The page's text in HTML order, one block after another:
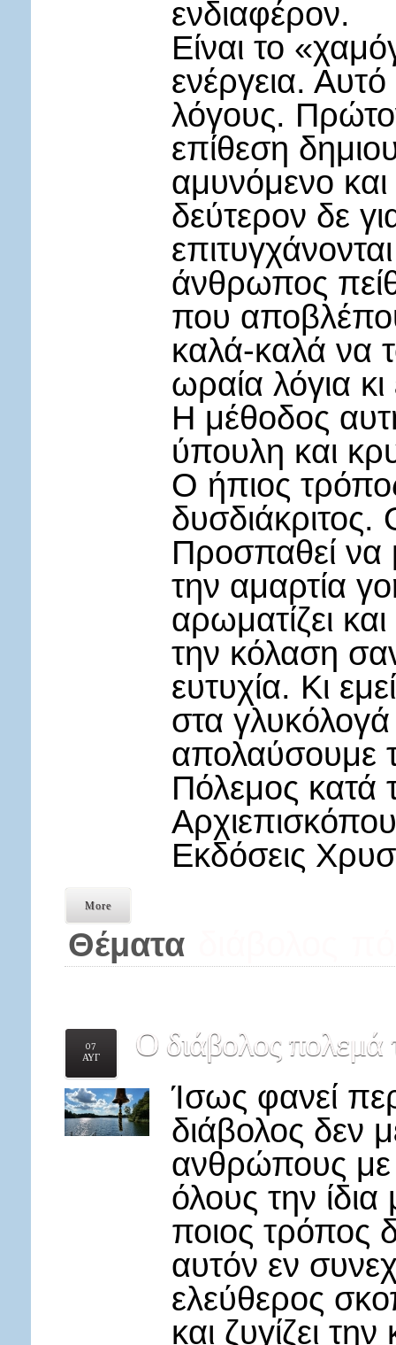
ενδιαφέρον.
Είναι το
ενέργεια.
λόγους.
επίθεση
αμυνόμενο και
δεύτερον δε
άνθρωπος
που
καλά-καλά να
ωραία λόγια
Η μέθοδος αυτή
ύπουλη και
Ο ήπιος
δυσδιάκριτος.
Προσπαθεί να
την αμαρτία
αρωματίζει
την κόλαση
ευτυχία. Κι
στα
απολαύσουμε
Πόλεμος κατά
Εκδόσεις
More
Θέματα
07
ΑΥΓ
Ο διάβολος πολεμά
Ίσως φανεί
διάβολος δεν
ανθρώπους με
όλους την
ποιος τρόπος
αυτόν εν
ελεύθερος
και ζυγίζει